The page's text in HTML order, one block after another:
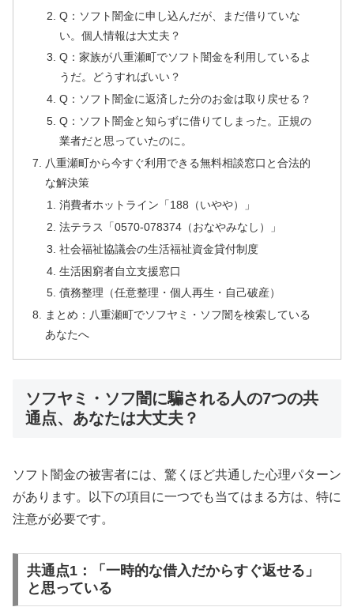
Q：ソフト闇金に申し込んだが、まだ借りていな
い。個人情報は大丈夫？
Q：家族が八重瀬町でソフト闇金を利用しているよ
うだ。どうすればいい？
Q：ソフト闇金に返済した分のお金は取り戻せる？
Q：ソフト闇金と知らずに借りてしまった。正規の
業者だと思っていたのに。
八重瀬町から今すぐ利用できる無料相談窓口と合法的
な解決策
消費者ホットライン「188（いやや）」
法テラス「0570-078374（おなやみなし）」
社会福祉協議会の生活福祉資金貸付制度
生活困窮者自立支援窓口
債務整理（任意整理・個人再生・自己破産）
まとめ：八重瀬町でソフヤミ・ソフ闇を検索している
あなたへ
ソフヤミ・ソフ闇に騙される人の7つの共
通点、あなたは大丈夫？
ソフト闇金の被害者には、驚くほど共通した心理パターン
があります。以下の項目に一つでも当てはまる方は、特に
注意が必要です。
共通点1：「一時的な借入だからすぐ返せる」
と思っている